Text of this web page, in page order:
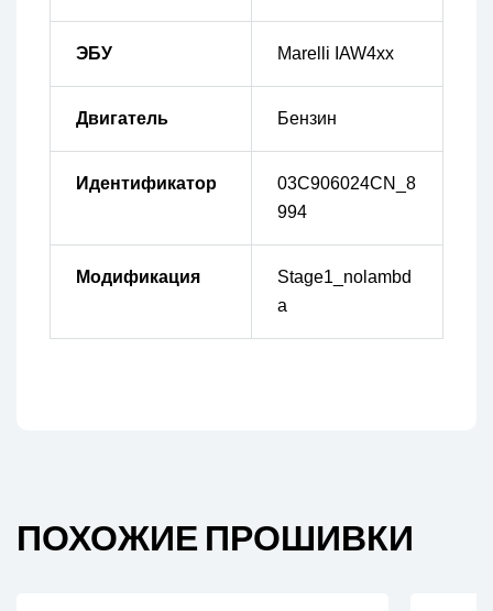
ЭБУ Marelli IAW4xx
Двигатель Бензин
Идентификатор
03C906024CN_8
994
Модификация
Stage1_nolambd
a
ПОХОЖИЕ ПРОШИВКИ